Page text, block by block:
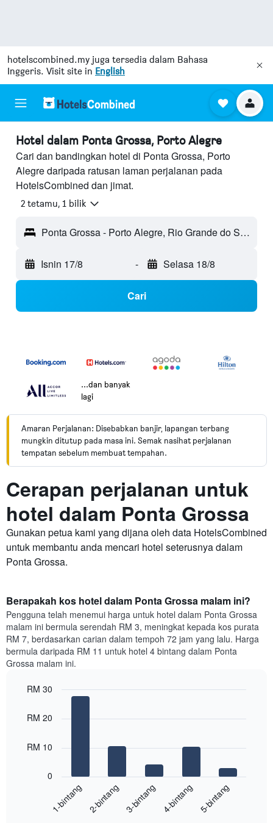
hotelscombined.my juga tersedia dalam Bahasa
Inggeris. Visit site in English
Hotel dalam Ponta Grossa, Porto Alegre
Cari dan bandingkan hotel di Ponta Grossa, Porto
Alegre daripada ratusan laman perjalanan pada
HotelsCombined dan jimat.
2 tetamu, 1 bilik
Ponta Grossa - Porto Alegre, Rio Grande do Sul, Brazil
Isnin 17/8 - Selasa 18/8
Cari
...dan banyak
lagi
Amaran Perjalanan: Disebabkan banjir, lapangan terbang
mungkin ditutup pada masa ini. Semak nasihat perjalanan
tempatan sebelum membuat tempahan.
Cerapan perjalanan untuk
hotel dalam Ponta Grossa
Gunakan petua kami yang dijana oleh data HotelsCombined
untuk membantu anda mencari hotel seterusnya dalam
Ponta Grossa.
Berapakah kos hotel dalam Ponta Grossa malam ini?
Pengguna telah menemui harga untuk hotel dalam Ponta Grossa
malam ini bermula serendah RM 3, meningkat kepada kos purata
RM 7, berdasarkan carian dalam tempoh 72 jam yang lalu. Harga
bermula daripada RM 11 untuk hotel 4 bintang dalam Ponta
Grossa malam ini.
chart
with
bars.
berikut
memaparkan
1-bintang 2-bintang3-bintang 4-bintang 5-bintang
0
RM 10
RM 20
RM 30